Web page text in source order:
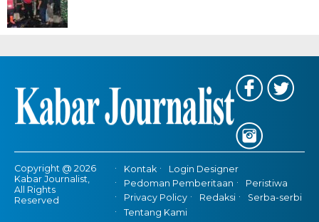
Copyright @ 2026
Kabar Journalist,
All Rights
Reserved
Kontak
Login Designer
Pedoman Pemberitaan
Peristiwa
Privacy Policy
Redaksi
Serba-serbi
Tentang Kami